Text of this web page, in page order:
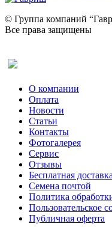
Ревень
Рукола
Рута
Тмин
Трава для чая
Туласи
Укроп
Фенхель
Хризантема
Цикорий
Цикорий
Черемша
Шпинат
Щавель
Эндивий
Эстрагон
© Группа компаний
Все права защищены
О компании
Оплата
Новости
Статьи
Контакты
Фотогалерея​
Сервис
Отзывы
Бесплатная доставка
Семена почтой
Политика
Пользовательское
Публичная оферта